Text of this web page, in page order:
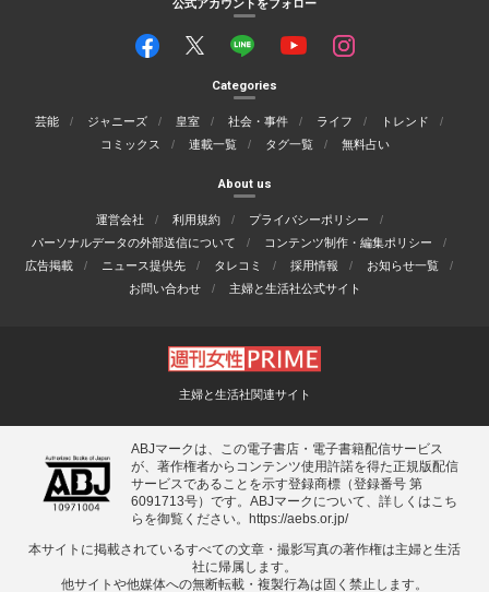
公式アカウントをフォロー
Categories
芸能 ジャニーズ 皇室 社会・事件 ライフ
トレンド
コミックス
連載一覧 タグ一覧 無料占い
About us
運営会社 利用規約
プライバシーポリシー
パーソナルデータの外部送信について
コンテンツ制作・編集ポリシー
広告掲載
ニュース提供先 タレコミ 採用情報
お知らせ一覧
お問い合わせ
主婦と生活社公式サイト
主婦と生活社関連サイト
ABJマークは、この電子書店・電子書籍配信サービス
が、著作権者からコンテンツ使用許諾を得た正規版配信
サービスであることを示す登録商標（登録番号 第
6091713号）です。ABJマークについて、詳しくはこち
らを御覧ください。 https://aebs.or.jp/
本サイトに掲載されているすべての⽂章・撮影写真の著作権は主婦と⽣活
社に帰属します。
他サイトや他媒体への無断転載・複製⾏為は固く禁⽌します。